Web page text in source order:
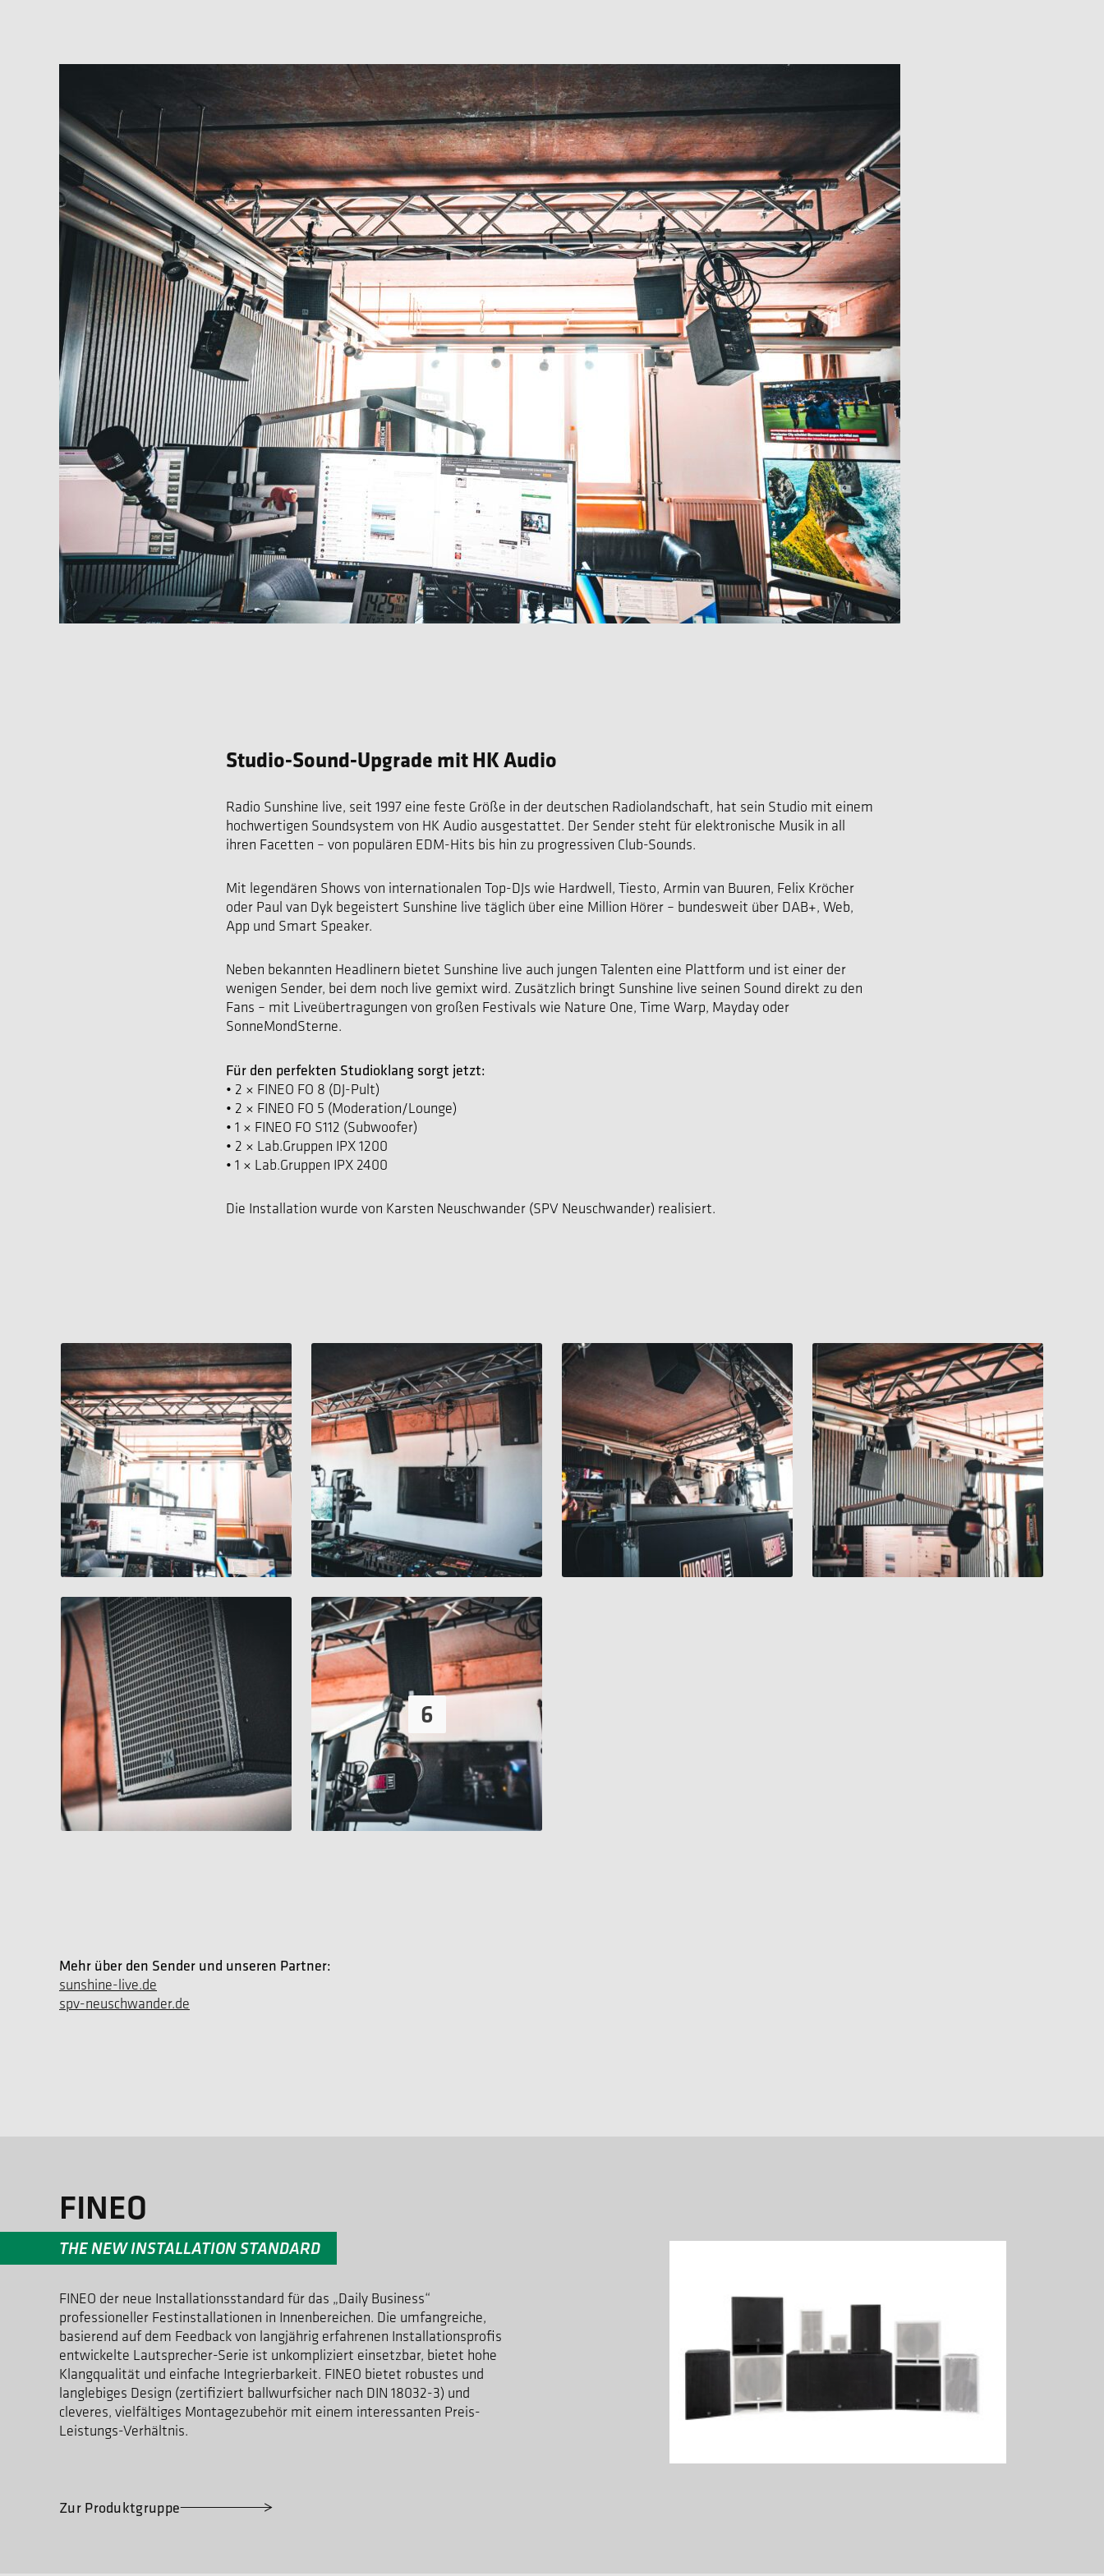
Studio-Sound-Upgrade mit HK Audio
Radio Sunshine live, seit 1997 eine feste Größe in der deutschen Radiolandschaft, hat sein Studio mit einem
hochwertigen Soundsystem von HK Audio ausgestattet. Der Sender steht für elektronische Musik in all
ihren Facetten – von populären EDM-Hits bis hin zu progressiven Club-Sounds.
Mit legendären Shows von internationalen Top-DJs wie Hardwell, Tiesto, Armin van Buuren, Felix Kröcher
oder Paul van Dyk begeistert Sunshine live täglich über eine Million Hörer – bundesweit über DAB+, Web,
App und Smart Speaker.
Neben bekannten Headlinern bietet Sunshine live auch jungen Talenten eine Plattform und ist einer der
wenigen Sender, bei dem noch live gemixt wird. Zusätzlich bringt Sunshine live seinen Sound direkt zu den
Fans – mit Liveübertragungen von großen Festivals wie Nature One, Time Warp, Mayday oder
SonneMondSterne.
Für den perfekten Studioklang sorgt jetzt:
• 2 × FINEO FO 8 (DJ-Pult)
• 2 × FINEO FO 5 (Moderation/Lounge)
• 1 × FINEO FO S112 (Subwoofer)
• 2 × Lab.Gruppen IPX 1200
• 1 × Lab.Gruppen IPX 2400
Die Installation wurde von Karsten Neuschwander (SPV Neuschwander) realisiert.
Mehr über den Sender und unseren Partner:
sunshine-live.de
spv-neuschwander.de
FINEO
THE NEW INSTALLATION STANDARD
FINEO der neue Installationsstandard für das „Daily Business“
professioneller Festinstallationen in Innenbereichen. Die umfangreiche,
basierend auf dem Feedback von langjährig erfahrenen Installationsprofis
entwickelte Lautsprecher-Serie ist unkompliziert einsetzbar, bietet hohe
Klangqualität und einfache Integrierbarkeit. FINEO bietet robustes und
langlebiges Design (zertifiziert ballwurfsicher nach DIN 18032-3) und
cleveres, vielfältiges Montagezubehör mit einem interessanten Preis-
Leistungs-Verhältnis.
Zur Produktgruppe